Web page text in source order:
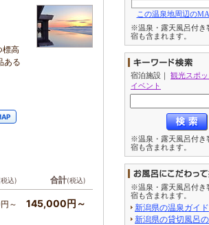
標高
ある
込) 合計(税込)
～ 145,000円～
この温泉地周辺の
※温泉・露天風呂付き
宿も含まれます。
宿泊施設 ｜ 観光スポッ
イベント
※温泉・露天風呂付き
宿も含まれます。
※温泉・露天風呂付き
宿も含まれます。
新潟県の温泉ガイド
新潟県の貸切風呂